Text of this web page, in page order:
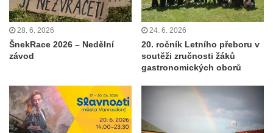
28. 6. 2026
ŠnekRace 2026 – Nedělní
závod
24. 6. 2026
20. ročník Letního přeboru v
soutěži zručnosti žáků
gastronomických oborů